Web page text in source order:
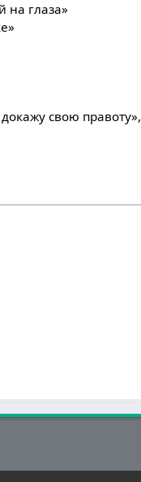
на глаза»
свою правоту»,